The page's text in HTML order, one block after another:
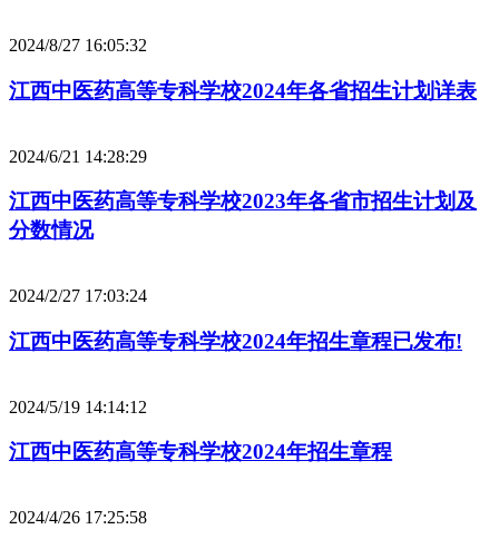
2024/8/27 16:05:32
江西中医药高等专科学校2024年各省招生计划详表
2024/6/21 14:28:29
江西中医药高等专科学校2023年各省市招生计划及
分数情况
2024/2/27 17:03:24
江西中医药高等专科学校2024年招生章程已发布!
2024/5/19 14:14:12
江西中医药高等专科学校2024年招生章程
2024/4/26 17:25:58